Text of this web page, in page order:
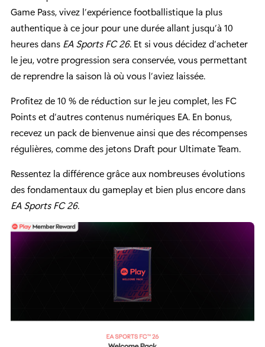
Game Pass, vivez l’expérience footballistique la plus
authentique à ce jour pour une durée allant jusqu’à 10
heures dans EA Sports FC 26. Et si vous décidez d’acheter
le jeu, votre progression sera conservée, vous permettant
de reprendre la saison là où vous l’aviez laissée.
Profitez de 10 % de réduction sur le jeu complet, les FC
Points et d’autres contenus numériques EA. En bonus,
recevez un pack de bienvenue ainsi que des récompenses
régulières, comme des jetons Draft pour Ultimate Team.
Ressentez la différence grâce aux nombreuses évolutions
des fondamentaux du gameplay et bien plus encore dans
EA Sports FC 26.